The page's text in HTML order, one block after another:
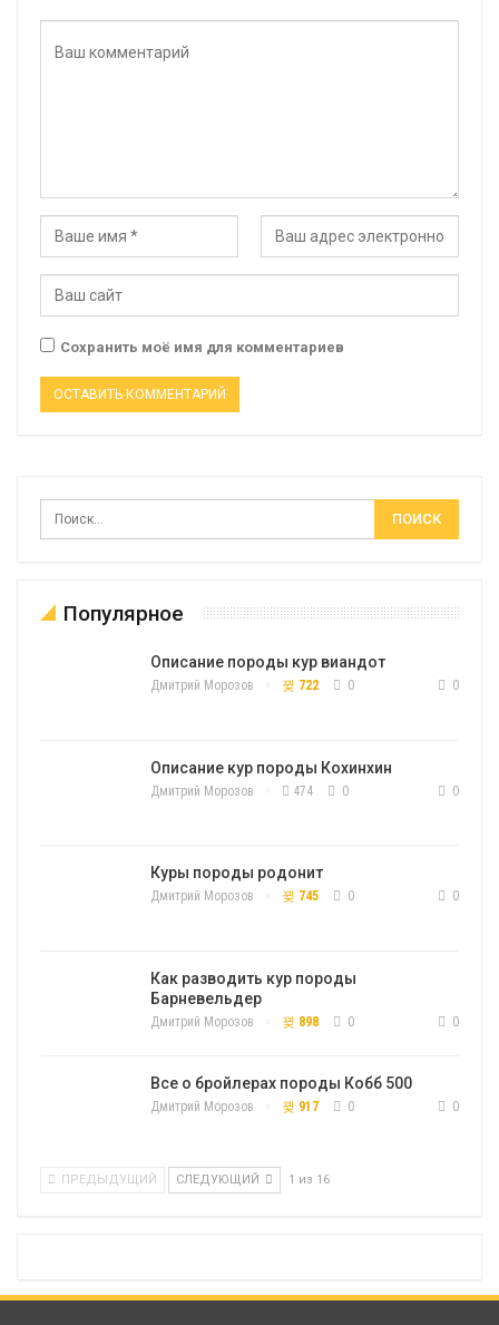
Сохранить моё имя для комментариев
Популярное
Описание породы кур виандот
Дмитрий Морозов 722 0 0
Описание кур породы Кохинхин
Дмитрий Морозов 474 0 0
Куры породы родонит
Дмитрий Морозов 745 0 0
Как разводить кур породы
Барневельдер
Дмитрий Морозов 898 0 0
Все о бройлерах породы Кобб 500
Дмитрий Морозов 917 0 0
ПРЕДЫДУЩИЙ СЛЕДУЮЩИЙ 1 из 16